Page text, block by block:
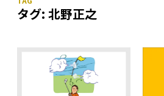
タグ: 北野正之